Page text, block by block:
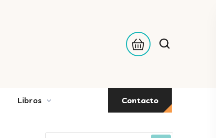
Libros Contacto